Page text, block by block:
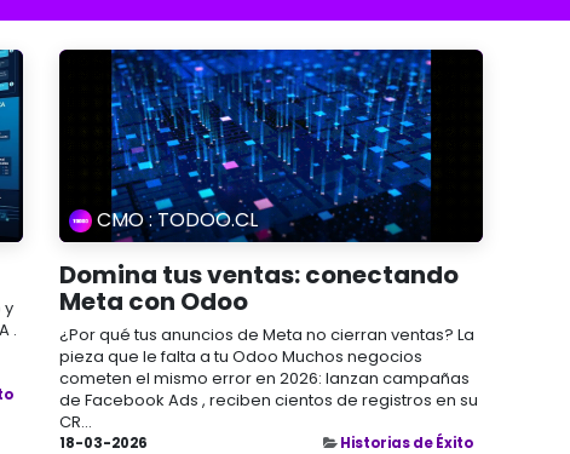
y
.
CMO : TODOO.CL
Domina tus ventas: conectando
Meta con Odoo
¿Por qué tus anuncios de Meta no cierran ventas? La
pieza que le falta a tu Odoo Muchos negocios
cometen el mismo error en 2026: lanzan campañas
de Facebook Ads , reciben cientos de registros en su
CR...
18-03-2026 Historias de Éxito